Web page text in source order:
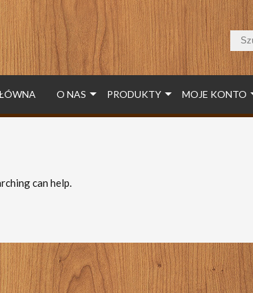
O NAS PRODUKTY MOJE KONTO
can help.